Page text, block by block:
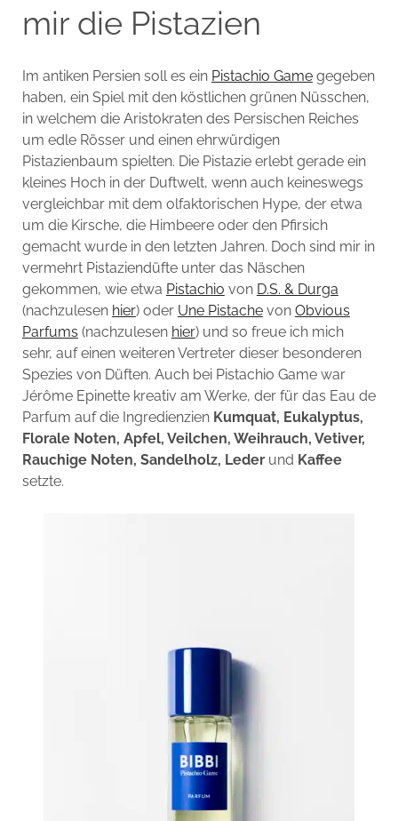
mir die Pistazien
Im antiken Persien soll es ein Pistachio Gamegegeben
haben, ein Spiel mit den köstlichen grünen Nüsschen,
in welchem die Aristokraten des Persischen Reiches
um edle Rösser und einen ehrwürdigen
Pistazienbaum spielten. Die Pistazie erlebt gerade ein
kleines Hoch in der Duftwelt, wenn auch keineswegs
vergleichbar mit dem olfaktorischen Hype, der etwa
um die Kirsche, die Himbeere oder den Pfirsich
gemacht wurde in den letzten Jahren. Doch sind mir in
vermehrt Pistaziendüfte unter das Näschen
gekommen, wie etwa Pistachio von D.S. & Durga
(nachzulesen hier) oder Une Pistachevon Obvious
Parfums (nachzulesen hier) und so freue ich mich
sehr, auf einen weiteren Vertreter dieser besonderen
Spezies von Düften. Auch bei Pistachio Game war
Jérôme Epinette kreativ am Werke, der für das Eau de
Parfum auf die Ingredienzien Kumquat, Eukalyptus,
Florale Noten, Apfel, Veilchen, Weihrauch, Vetiver,
Rauchige Noten, Sandelholz, Lederund Kaffee
setzte.